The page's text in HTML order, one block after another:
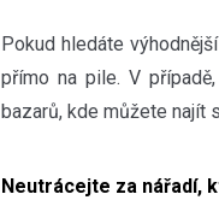
Pokud hledáte
přímo na pile. V
bazarů, kde můžete najít
Neutrácejte za nářadí,